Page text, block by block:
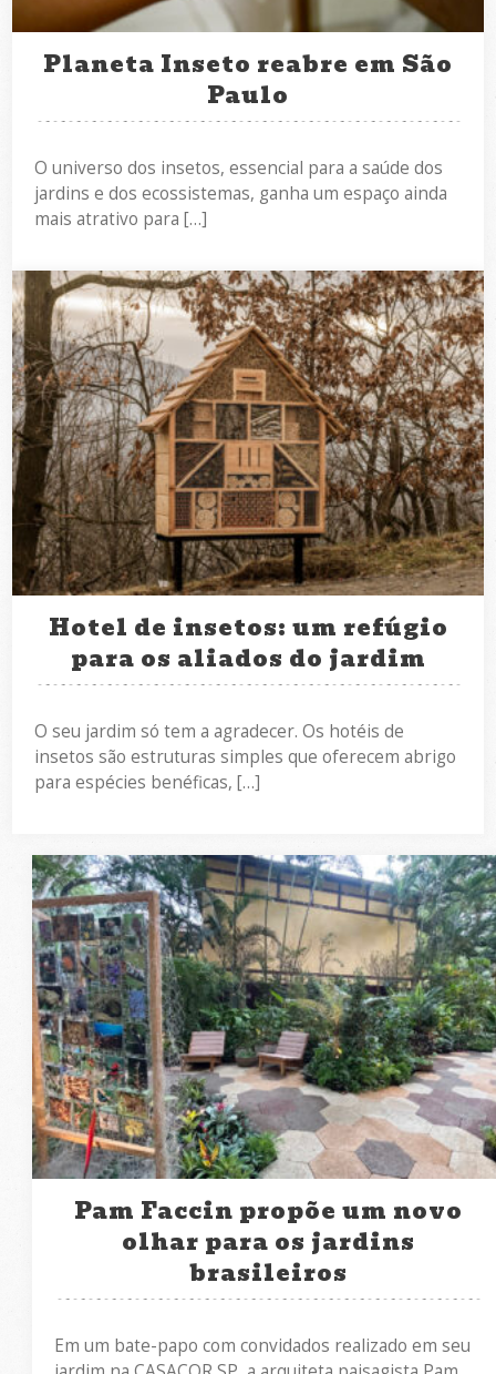
Planeta Inseto reabre em São
Paulo
O universo dos insetos, essencial para a saúde dos
jardins e dos ecossistemas, ganha um espaço ainda
mais atrativo para […]
Hotel de insetos: um refúgio
para os aliados do jardim
O seu jardim só tem a agradecer. Os hotéis de
insetos são estruturas simples que oferecem abrigo
para espécies benéficas, […]
Pam Faccin propõe um novo
olhar para os jardins
brasileiros
Em um bate-papo com convidados realizado em seu